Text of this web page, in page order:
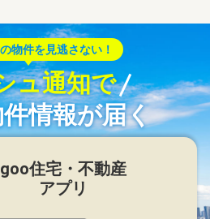
物件を見逃さない！
ュ通知で
情報が届く
goo住宅・不動産
アプリ